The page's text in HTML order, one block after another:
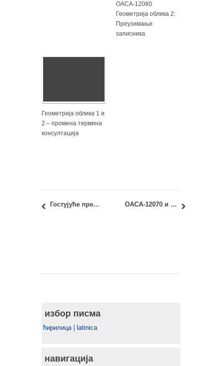
ОАСА-12080
Геометрија облика 2:
Преузимање
записника
Геометрија облика 1 и
2 – промена термина
консултација
Гостујуће предавање: Приоритизација социо-економских бенефита у оквиру планова обнове јавних зграда – Себастијан Боцлер ОАСА-12070 и ИАСА-12070 Механика и отпорност материјала: Распоред полагања првог колоквијума 2018/19
избор писма
ћирилица| latinica
навигација